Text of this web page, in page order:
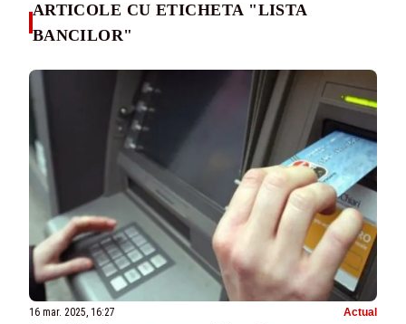
ARTICOLE CU ETICHETA "LISTA
BANCILOR"
16 mar. 2025, 16:27 Actual